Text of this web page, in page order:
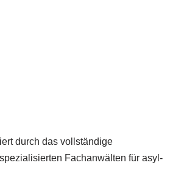
durch das vollständige
Fachanwälten für asyl-